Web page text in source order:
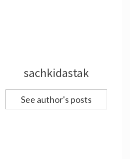
sachkidastak
See author's posts